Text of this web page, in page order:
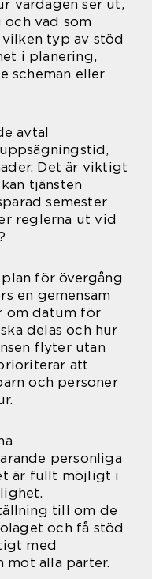
vardagen ser ut,
vad som
typ av stöd
i planering,
scheman eller
avtal
Det är viktigt
tjänsten
semester
reglerna ut vid
för övergång
en gemensam
om datum för
delas och hur
flyter utan
att
och personer
personliga
är fullt möjligt i
till om de
och få stöd
med
mot alla parter.